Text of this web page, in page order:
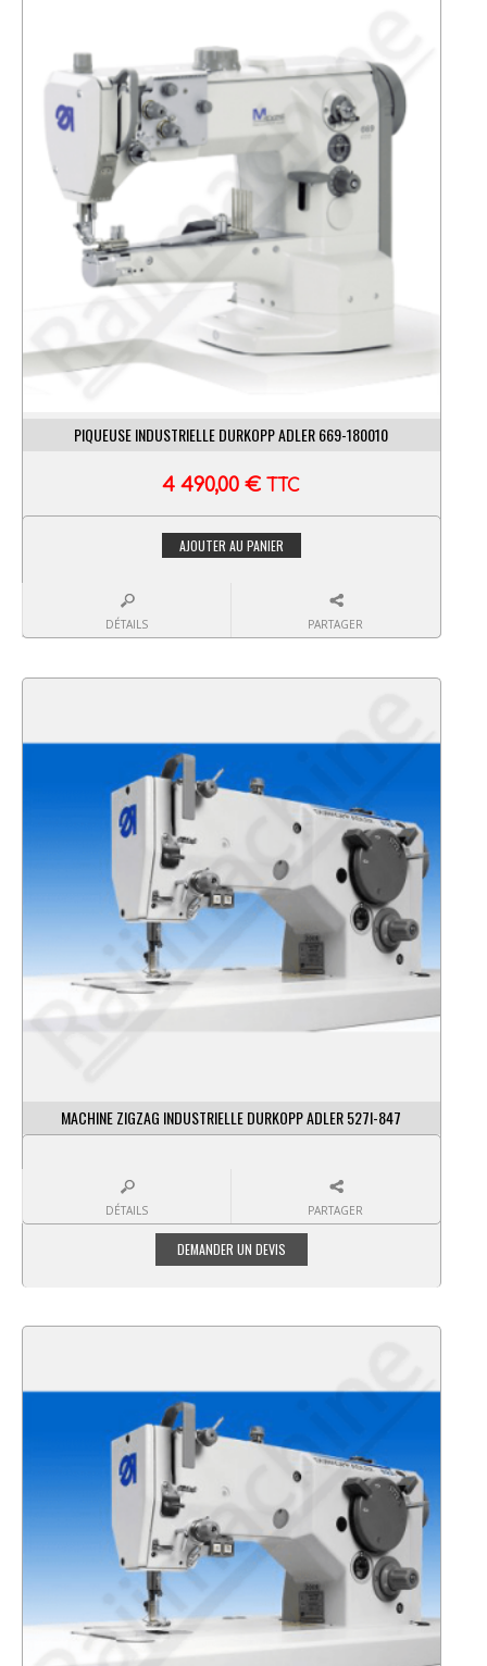
PIQUEUSE INDUSTRIELLE DURKOPP ADLER 669-180010
4 490,00€ TTC
AJOUTER AU PANIER
DÉTAILS PARTAGER
MACHINE ZIGZAG INDUSTRIELLE DURKOPP ADLER 527I-847
DÉTAILS PARTAGER